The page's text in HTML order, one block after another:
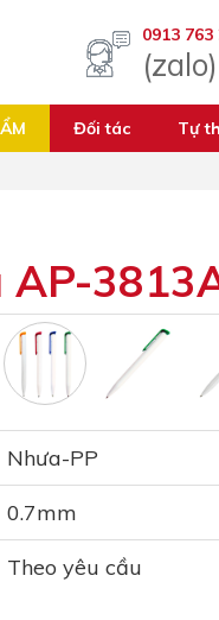
0913 763
(zalo)
Đối tác Tự
AP-
Nhưa-PP
0.7mm
Theo yêu cầu